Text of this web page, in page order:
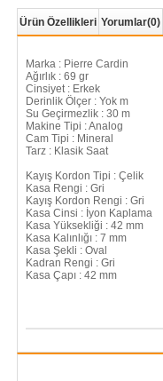
Ürün Özellikleri Yorumlar(0)
Marka : Pierre Cardin
Ağırlık : 69 gr
Cinsiyet : Erkek
Derinlik Ölçer : Yok m
Su Geçirmezlik : 30 m
Makine Tipi : Analog
Cam Tipi : Mineral
Tarz : Klasik Saat
Kayış Kordon Tipi : Çelik
Kasa Rengi : Gri
Kayış Kordon Rengi : Gri
Kasa Cinsi : İyon Kaplama
Kasa Yüksekliği : 42 mm
Kasa Kalınlığı : 7 mm
Kasa Şekli : Oval
Kadran Rengi : Gri
Kasa Çapı : 42 mm